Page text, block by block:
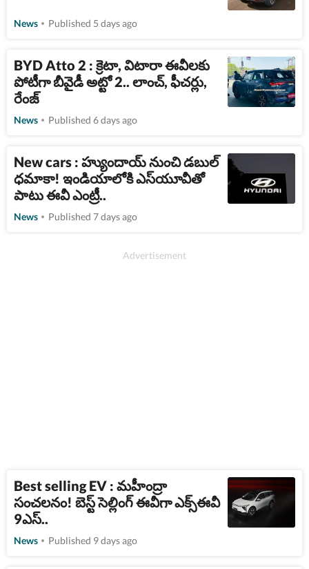
News Published 5 days ago
BYD Atto 2 : క్రెటా, విటారా ఈవీలకు
పోటీగా బీవైడీ అట్టో 2.. లాంచ్, ఫీచర్లు,
రేంజ్
News Published 6 days ago
New cars : హ్యుందాయ్ నుంచి డబుల్
ధమాకా! ఇండియాలోకి ఎస్​యూవీతో
పాటు ఈవీ ఎంట్రీ..
News Published 7 days ago
Best selling EV : మహీంద్రా
సంచలనం! బెస్ట్​ సెల్లింగ్ ఈవీగా ఎక్స్​ఈవీ
9ఎస్..
News Published 9 days ago